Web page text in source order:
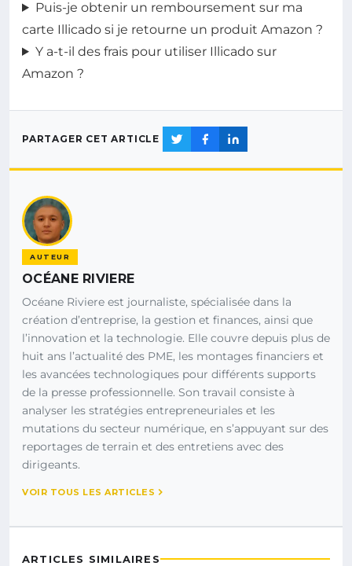
Puis-je obtenir un remboursement sur ma
carte Illicado si je retourne un produit Amazon ?
Y a-t-il des frais pour utiliser Illicado sur
Amazon ?
PARTAGER CET ARTICLE
AUTEUR
OCÉANE RIVIERE
Océane Riviere est journaliste, spécialisée dans la
création d’entreprise, la gestion et finances, ainsi que
l’innovation et la technologie. Elle couvre depuis plus de
huit ans l’actualité des PME, les montages financiers et
les avancées technologiques pour différents supports
de la presse professionnelle. Son travail consiste à
analyser les stratégies entrepreneuriales et les
mutations du secteur numérique, en s’appuyant sur des
reportages de terrain et des entretiens avec des
dirigeants.
VOIR TOUS LES ARTICLES
ARTICLES SIMILAIRES